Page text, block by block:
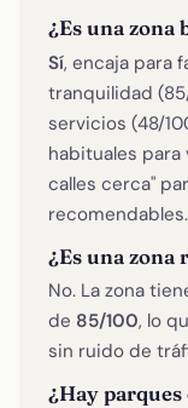
¿Es una zona
Sí, encaja para
tranquilidad
servicios (48/
habituales para
calles cerca"
recomendables.
¿Es una zona
No. La zona
de 85/100, lo
sin ruido de
¿Hay parques